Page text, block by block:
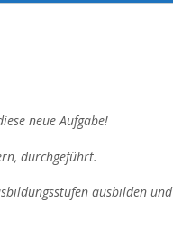
neue Aufgabe!
durchgeführt.
ausbilden und